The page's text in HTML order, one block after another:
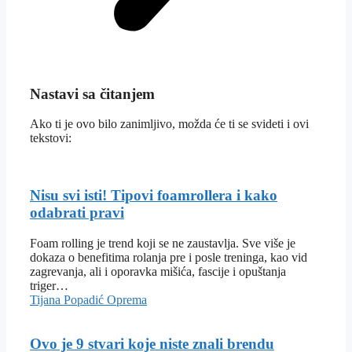
Nastavi sa čitanjem
Ako ti je ovo bilo zanimljivo, možda će ti se svideti i ovi
tekstovi:
Nisu svi isti! Tipovi foamrollera i kako
odabrati pravi
Foam rolling je trend koji se ne zaustavlja. Sve više je
dokaza o benefitima rolanja pre i posle treninga, kao vid
zagrevanja, ali i oporavka mišića, fascije i opuštanja
triger…
Tijana Popadić Oprema
Ovo je 9 stvari koje niste znali brendu